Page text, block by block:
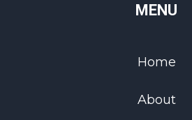
MENU
Home
About